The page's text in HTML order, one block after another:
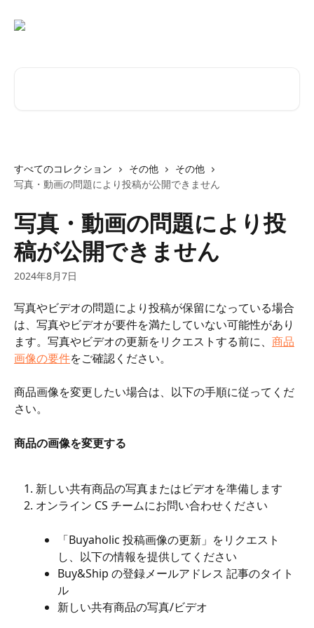
すべてのコレクション その他
その他
写真・動画の問題により投稿が公開できません
写真・動画の問題により投
稿が公開できません
2024年8月7日
写真やビデオの問題により投稿が保留になっている場合
は、写真やビデオが要件を満たしていない可能性があり
ます。写真やビデオの更新をリクエストする前に、 商品
画像の要件をご確認ください。
商品画像を変更したい場合は、以下の手順に従ってくだ
さい。
商品の画像を変更する
新しい共有商品の写真またはビデオを準備します
オンライン CS チームにお問い合わせください
「Buyaholic 投稿画像の更新」をリクエスト
し、以下の情報を提供してください
Buy&Ship の登録メールアドレス 記事のタイト
ル
新しい共有商品の写真/ビデオ